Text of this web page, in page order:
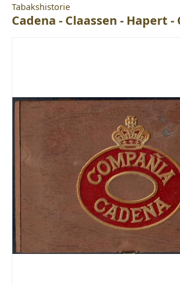
Tabakshistorie
Cadena - Claassen - Hapert